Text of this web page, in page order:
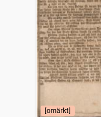
[omärkt]